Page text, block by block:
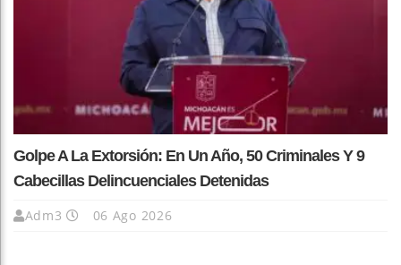
Golpe A La Extorsión: En Un Año, 50 Criminales Y 9
Cabecillas Delincuenciales Detenidas
Adm3 06 Ago 2026